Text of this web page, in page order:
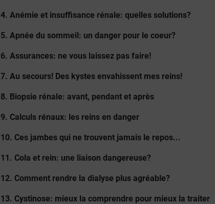
4. Anémie et insuffisance rénale: quelles solutions?
5. Apnée du sommeil: un danger pour le coeur?
6. Assurances: ne vous laissez pas faire!
7. Au secours! Des kystes envahissent mes reins!
8. Biopsie rénale: avant, pendant et après
9. Calculs rénaux: les reins en danger
10. Ces jambes qui ne trouvent jamais le repos...
11. Cola et rein: une liaison dangereuse?
12. Comment rendre la dialyse plus agréable?
13. Cystinose: mieux la comprendre pour mieux la traiter